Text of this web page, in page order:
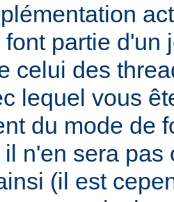
partie d'un
celui des
lequel vous
du mode de
n'en sera pas
(il est